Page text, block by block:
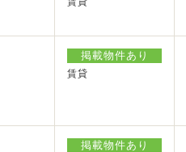
掲載物件あり
賃貸
掲載物件あり